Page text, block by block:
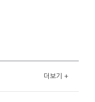
더보기 +